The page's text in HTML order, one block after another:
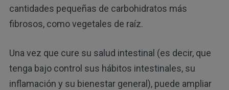
cantidades pequeñas de carbohidratos más
fibrosos, como vegetales de raíz.
Una vez que cure su salud intestinal (es decir, que
tenga bajo control sus hábitos intestinales, su
inflamación y su bienestar general), puede ampliar